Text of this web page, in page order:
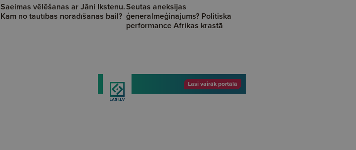
Saeimas vēlēšanas ar Jāni Ikstenu.
Kam no tautības norādīšanas bail?
Seutas aneksijas
ģenerālmēģinājums? Politiskā
performance Āfrikas krastā